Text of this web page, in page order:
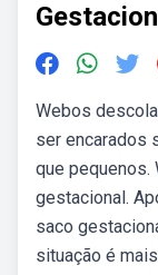
Webos
ser encarados
que pequenos.
gestacional.
saco
situação é